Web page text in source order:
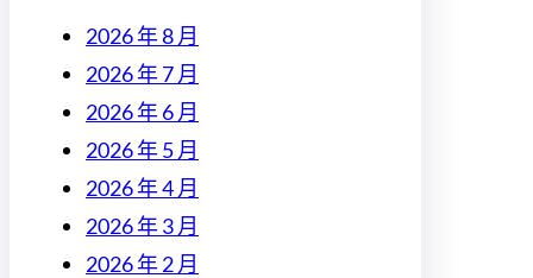
2026 年 8 月
2026 年 7 月
2026 年 6 月
2026 年 5 月
2026 年 4 月
2026 年 3 月
2026 年 2 月